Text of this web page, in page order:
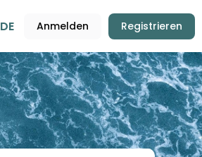
DE Anmelden Registrieren